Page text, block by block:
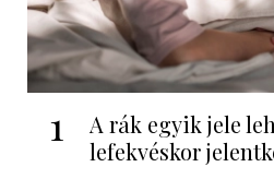
1
A rák egyik jele
lefekvéskor